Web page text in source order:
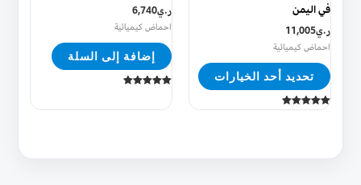
في اليمن
ر.ي11,005
احماض كيميائية
تحديد أحد الخيارات
ر.ي6,740
احماض كيميائية
إضافة إلى السلة
5.00
من 5